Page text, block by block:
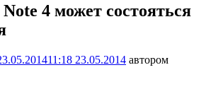
4 может состояться
11:18 23.05.2014 автором